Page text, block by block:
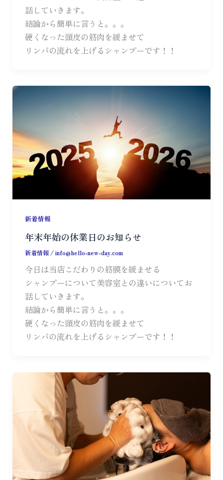
話していきます。
結論から簡単に言うと。。。
硬くなった頭皮の筋肉を緩ませて
リンパの流れを上げるシャンプーです！！
新着情報
年末年始の休業日のお知らせ
新着情報/info@hello-new-day.com
今日は当店こだわりの筋膜を緩ませる
シャンプーについて美容室との違いについてお
話していきます。
結論から簡単に言うと。。。
硬くなった頭皮の筋肉を緩ませて
リンパの流れを上げるシャンプーです！！